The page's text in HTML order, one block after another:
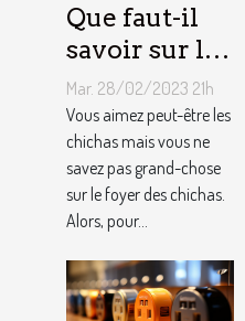
Que faut-il
savoir sur le
foyer chicha
?
Mar. 28/02/2023 21h
Vous aimez peut-être les
chichas mais vous ne
savez pas grand-chose
sur le foyer des chichas.
Alors, pour...